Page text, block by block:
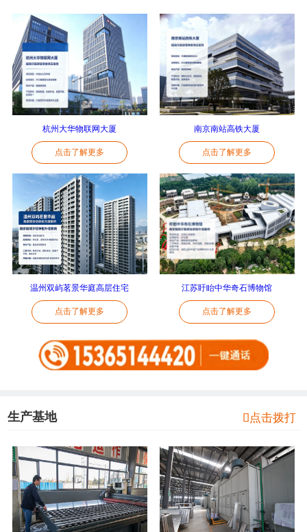
杭州大华物联网大厦
点击了解更多
南京南站高铁大厦
点击了解更多
温州双屿茗景华庭高层住宅
点击了解更多
江苏盱眙中华奇石博物馆
点击了解更多
生产基地 点击拨打